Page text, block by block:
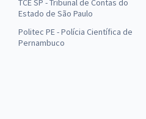
TCE SP - Tribunal de Contas do
Estado de São Paulo
Politec PE - Polícia Científica de
Pernambuco